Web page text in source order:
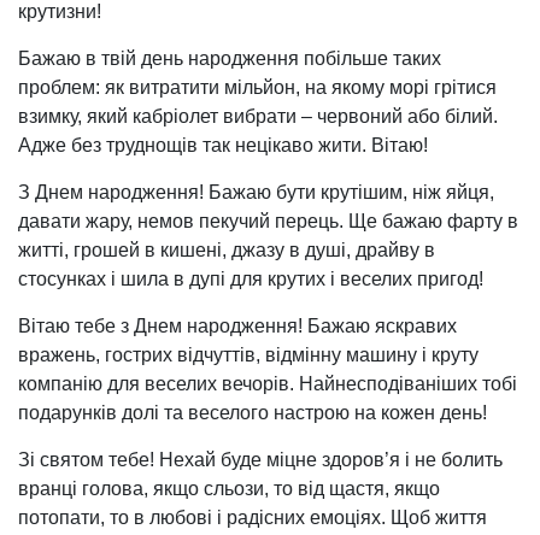
крутизни!
Бажаю в твій день народження побільше таких
проблем: як витратити мільйон, на якому морі грітися
взимку, який кабріолет вибрати – червоний або білий.
Адже без труднощів так нецікаво жити. Вітаю!
З Днем народження! Бажаю бути крутішим, ніж яйця,
давати жару, немов пекучий перець. Ще бажаю фарту в
житті, грошей в кишені, джазу в душі, драйву в
стосунках і шила в дупі для крутих і веселих пригод!
Вітаю тебе з Днем народження! Бажаю яскравих
вражень, гострих відчуттів, відмінну машину і круту
компанію для веселих вечорів. Найнесподіваніших тобі
подарунків долі та веселого настрою на кожен день!
Зі святом тебе! Нехай буде міцне здоров’я і не болить
вранці голова, якщо сльози, то від щастя, якщо
потопати, то в любові і радісних емоціях. Щоб життя